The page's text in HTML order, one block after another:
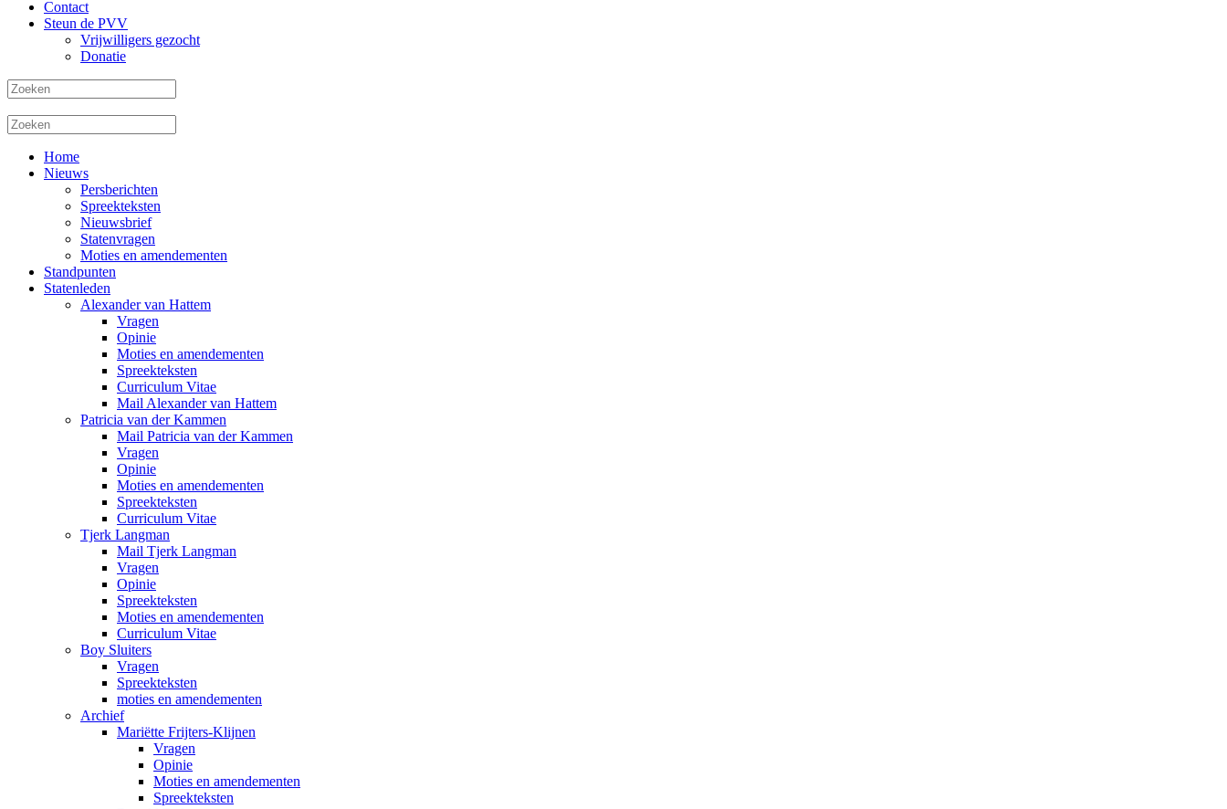
Contact
Steun de PVV
Vrijwilligers gezocht
Donatie
Home
Nieuws
Persberichten
Spreekteksten
Nieuwsbrief
Statenvragen
Moties en amendementen
Standpunten
Statenleden
Alexander van Hattem
Vragen
Opinie
Moties en amendementen
Spreekteksten
Curriculum Vitae
Mail Alexander van Hattem
Patricia van der Kammen
Mail Patricia van der Kammen
Vragen
Opinie
Moties en amendementen
Spreekteksten
Curriculum Vitae
Tjerk Langman
Mail Tjerk Langman
Vragen
Opinie
Spreekteksten
Moties en amendementen
Curriculum Vitae
Boy Sluiters
Vragen
Spreekteksten
moties en amendementen
Archief
Mariëtte Frijters-Klijnen
Vragen
Opinie
Moties en amendementen
Spreekteksten